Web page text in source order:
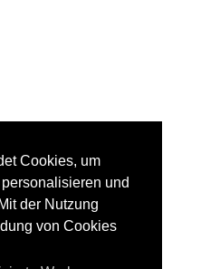
Cookies, um
und
der Nutzung
von Cookies